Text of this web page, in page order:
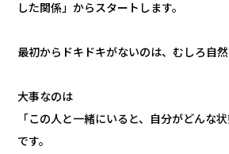
した関係」からスタートします。
最初からドキドキがないのは、むしろ自然
大事なのは
「この人と一緒にいると、自分がどんな状
です。